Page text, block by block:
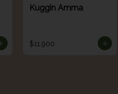
Kuggin Amma
$11.900